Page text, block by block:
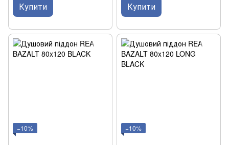
Купити Купити
−10% −10%